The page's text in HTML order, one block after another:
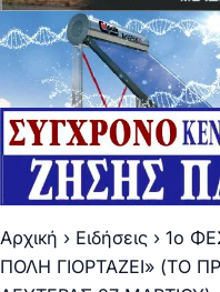
Αρχική › Ειδήσεις › 1o
ΠΟΛΗ ΓΙΟΡΤΑΖΕΙ» (ΤΟ